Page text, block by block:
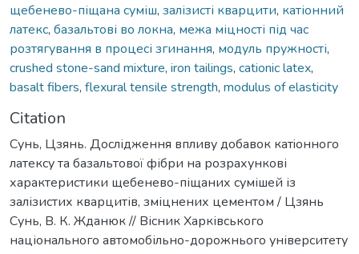
щебенево-піщана суміш, залізисті кварцити, катіонний
латекс, базальтові во локна, межа міцності під час
розтягування в процесі згинання, модуль пружності,
crushed stone-sand mixture, iron tailings, cationic latex,
basalt fibers, flexural tensile strength, modulus of elasticity
Citation
Сунь, Цзянь. Дослідження впливу добавок катiонного
латексу та базальтової фібри на розрахункові
характеристики щебенево-піщаних сумішей із
залізистих кварцитів, зміцнених цементом / Цзянь
Сунь, В. К. Жданюк // Вісник Харківського
національного автомобільно-дорожнього університету